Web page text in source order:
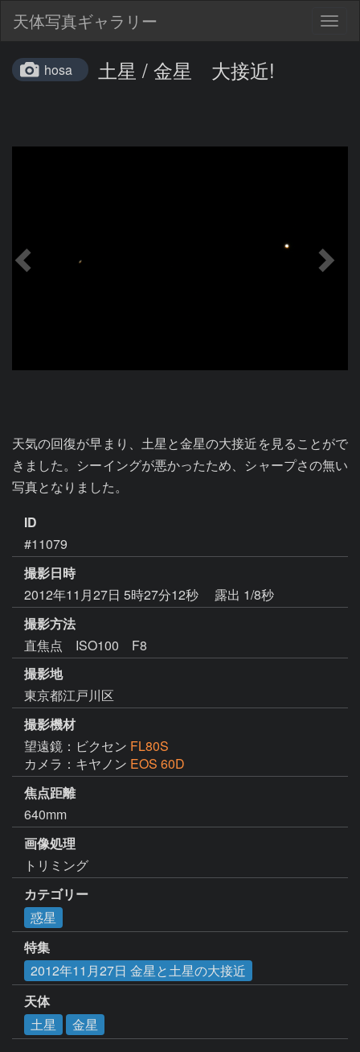
天体写真ギャラリー
hosa 土星 / 金星 大接近!
天気の回復が早まり、土星と金星の大接近を見ることがで
きました。シーイングが悪かったため、シャープさの無い
写真となりました。
ID
#11079
撮影日時
2012年11月27日 5時27分12秒
露出 1/8秒
撮影方法
直焦点 ISO100 F8
撮影地
東京都江戸川区
撮影機材
望遠鏡：ビクセン FL80S
カメラ：キヤノン EOS 60D
焦点距離
640mm
画像処理
トリミング
カテゴリー
惑星
特集
2012年11月27日 金星と土星の大接近
天体
土星
金星